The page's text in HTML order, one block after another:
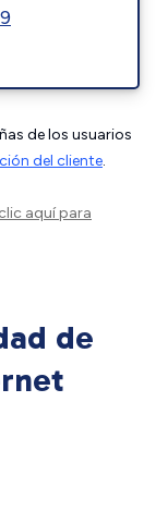
de los usuarios
del cliente.
aquípara
de